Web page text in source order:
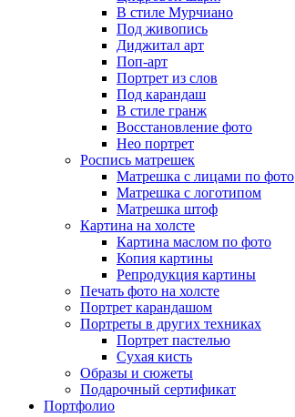
В стиле Мурчиано
Под живопись
Диджитал арт
Поп-арт
Портрет из слов
Под карандаш
В стиле гранж
Восстановление фото
Нео портрет
Роспись матрешек
Матрешка с лицами по фото
Матрешка с логотипом
Матрешка штоф
Картина на холсте
Картина маслом по фото
Копия картины
Репродукция картины
Печать фото на холсте
Портрет карандашом
Портреты в других техниках
Портрет пастелью
Сухая кисть
Образы и сюжеты
Подарочный сертификат
Портфолио